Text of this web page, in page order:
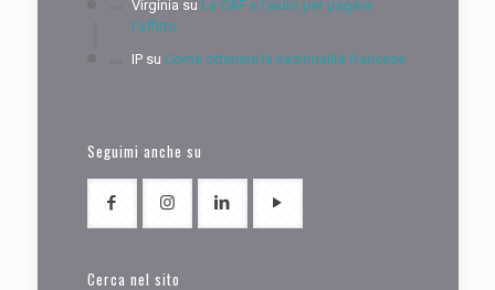
Virginia su La CAF e l’aiuto per pagare
l’affitto
IPsu Come ottenere la nazionalità francese
Seguimi anche su
Cerca nel sito